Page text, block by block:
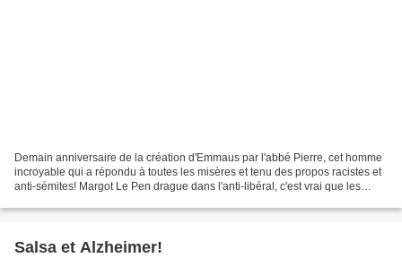
Demain anniversaire de la création d'Emmaus par l'abbé Pierre, cet homme
incroyable qui a répondu à toutes les misères et tenu des propos racistes et
anti-sémites! Margot Le Pen drague dans l'anti-libéral, c'est vrai que les
Salsa et Alzheimer!